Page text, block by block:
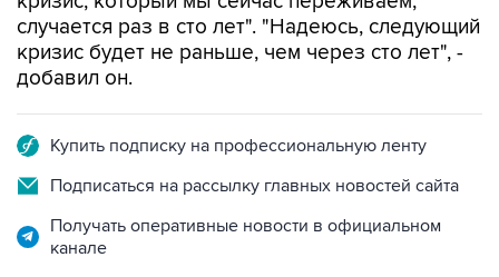
кризис будет не раньше, чем через сто лет", -
добавил он.
Подписаться на рассылку главных новостей сайта
Получать оперативные новости в официальном